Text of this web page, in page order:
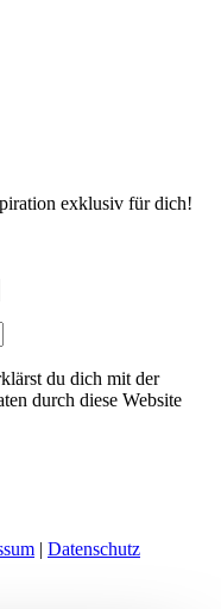
exklusiv für dich!
du dich mit der
durch diese Website
| Datenschutz